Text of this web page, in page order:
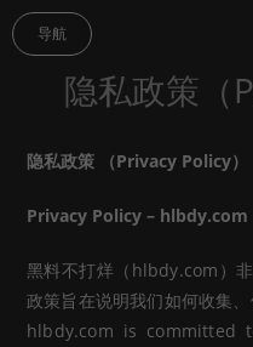
导航
隐私政策（
隐私政策 （Privacy Policy）
Privacy Policy – hlbdy.com
黑料不打烊（hlbdy.com）
政策旨在说明我们如何收集、
hlbdy.com is committed